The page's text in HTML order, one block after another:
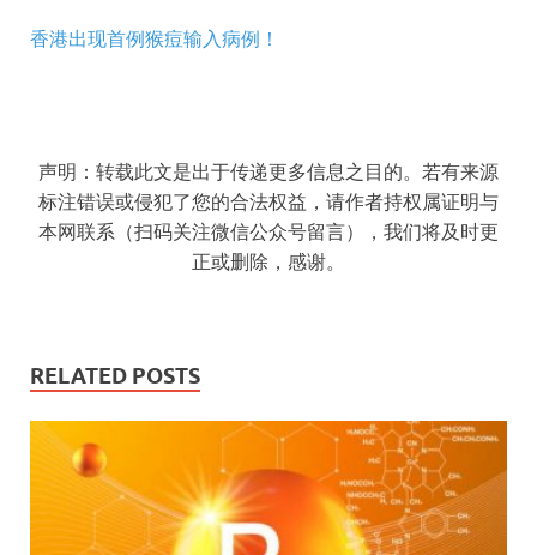
香港出现首例猴痘输入病例！
声明：转载此文是出于传递更多信息之目的。若有来源
标注错误或侵犯了您的合法权益，请作者持权属证明与
本网联系（扫码关注微信公众号留言），我们将及时更
正或删除，感谢。
RELATED POSTS